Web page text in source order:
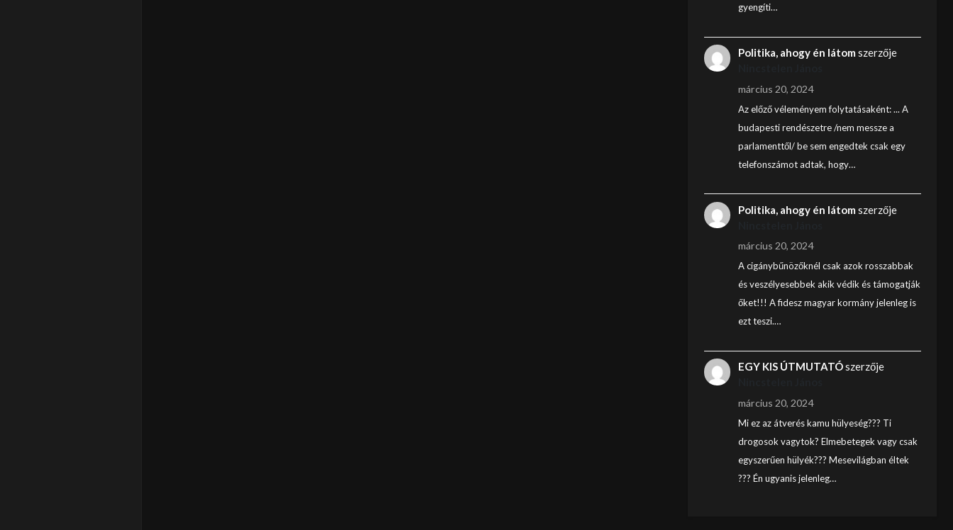
gyengíti…
Politika, ahogy én látom szerzője
március 20, 2024
Az előző véleményem folytatásaként: ... A
budapesti rendészetre /nem messze a
parlamenttől/ be sem engedtek csak egy
telefonszámot adtak, hogy…
Politika, ahogy én látom szerzője
március 20, 2024
A cigánybűnözőknél csak azok rosszabbak
és veszélyesebbek akik védik és támogatják
őket!!! A fidesz magyar kormány jelenleg is
ezt teszi.…
EGY KIS ÚTMUTATÓszerzője
március 20, 2024
Mi ez az átverés kamu hülyeség??? Ti
drogosok vagytok? Elmebetegek vagy csak
egyszerűen hülyék??? Mesevilágban éltek
??? Én ugyanis jelenleg…